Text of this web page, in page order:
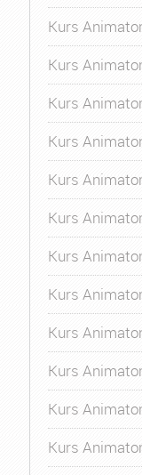
Kurs
Kurs
Kurs
Kurs
Kurs
Kurs
Kurs
Kurs
Kurs
Kurs
Kurs
Kurs